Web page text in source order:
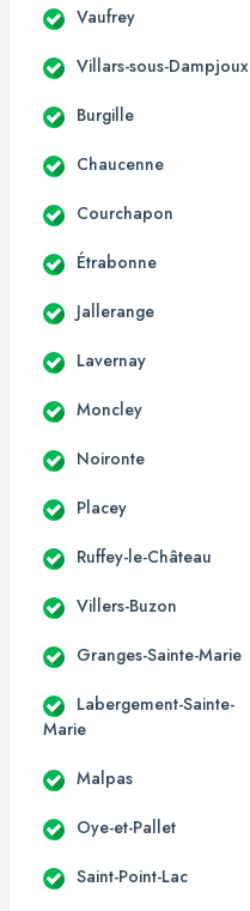
Vaufrey
Villars-sous-Dampjoux
Burgille
Chaucenne
Courchapon
Étrabonne
Jallerange
Lavernay
Moncley
Noironte
Placey
Ruffey-le-Château
Villers-Buzon
Granges-Sainte-Marie
Labergement-Sainte-
Marie
Malpas
Oye-et-Pallet
Saint-Point-Lac